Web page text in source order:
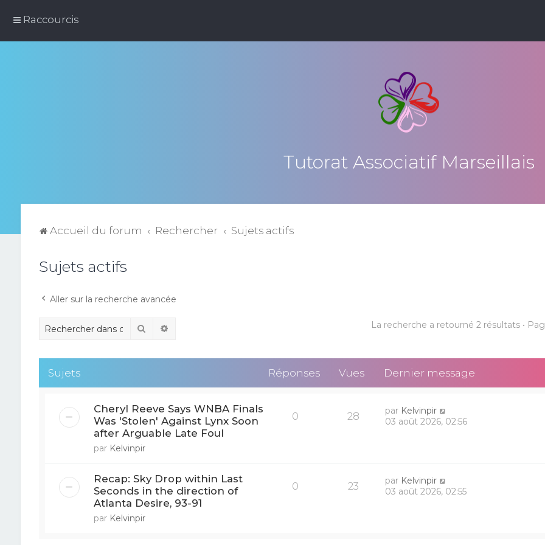
Raccourcis
Tutorat Associatif Marseillais
Accueil du forum Rechercher Sujets actifs
Sujets actifs
Aller sur la recherche avancée
Rechercher La recherche a retourné 2 résultats •
Sujets Réponses Vues Dernier message
Cheryl Reeve Says WNBA Finals
Was 'Stolen' Against Lynx Soon
after Arguable Late Foul
par Kelvinpir
0 28 par Kelvinpir
03 août 2026, 02:56
Recap: Sky Drop within Last
Seconds in the direction of
Atlanta Desire, 93-91
par Kelvinpir
0 23 par Kelvinpir
03 août 2026, 02:55